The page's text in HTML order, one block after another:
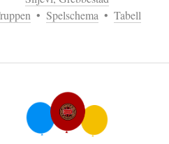
• Spelschema • Tabell